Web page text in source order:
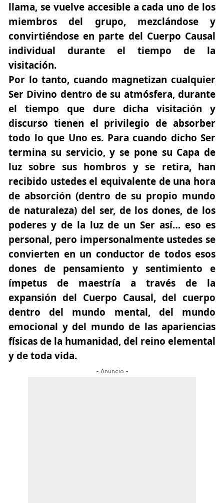
llama, se vuelve accesible a cada uno de los
miembros del grupo, mezclándose y
convirtiéndose en parte del Cuerpo Causal
individual durante el tiempo de la
visitación.
Por lo tanto, cuando magnetizan cualquier
Ser Divino dentro de su atmósfera, durante
el tiempo que dure dicha visitación y
discurso tienen el privilegio de absorber
todo lo que Uno es. Para cuando dicho Ser
termina su servicio, y se pone su Capa de
luz sobre sus hombros y se retira, han
recibido ustedes el equivalente de una hora
de absorción (dentro de su propio mundo
de naturaleza) del ser, de los dones, de los
poderes y de la luz de un Ser así… eso es
personal, pero impersonalmente ustedes se
convierten en un conductor de todos esos
dones de pensamiento y sentimiento e
ímpetus de maestría a través de la
expansión del Cuerpo Causal, del cuerpo
dentro del mundo mental, del mundo
emocional y del mundo de las apariencias
físicas de la humanidad, del reino elemental
y de toda vida.
- Anuncio -